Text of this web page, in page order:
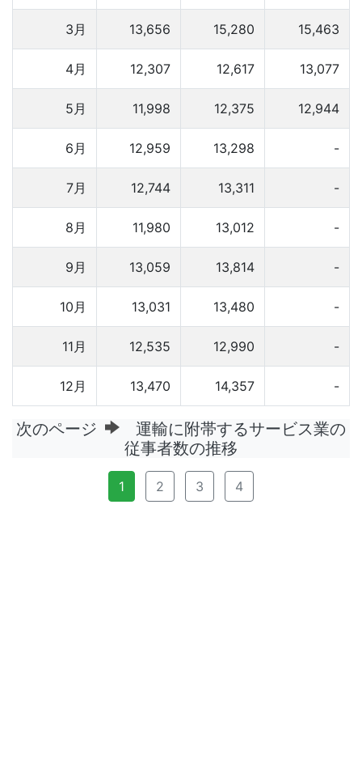
3月 13,656 15,280 15,463
4月 12,307 12,617 13,077
5月 11,998 12,375 12,944
6月 12,959 13,298 -
7月 12,744 13,311 -
8月 11,980 13,012 -
9月 13,059 13,814 -
10月 13,031 13,480 -
11月 12,535 12,990 -
12月 13,470 14,357 -
次のページ
運輸に附帯するサービス業の
従事者数の推移
1 2 3 4